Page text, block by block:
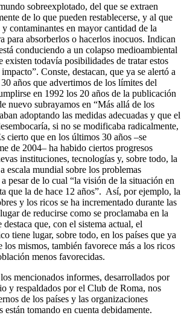
sobreexplotado, del que se extraen
de lo que pueden restablecerse, y al que
contaminantes en mayor cantidad de la
para absorberlos o hacerlos inocuos. Indican
conduciendo a un colapso medioambiental
existen todavía posibilidades de tratar estos
Conste, destacan, que ya se alertó a
años que advertimos de los límites del
en 1992 los 20 años de la publicación
nuevo subrayamos en “Más allá de los
adoptando las medidas adecuadas y que el
si no se modificaba radicalmente,
cierto que en los últimos 30 años –se
de 2004– ha habido ciertos progresos
instituciones, tecnologías y, sobre todo, la
escala mundial sobre los problemas
pesar de lo cual “la visión de la situación en
que la de hace 12 años”. Así, por ejemplo, la
y los ricos se ha incrementado durante las
de reducirse como se proclamaba en la
que, con el sistema actual, el
tiene lugar, sobre todo, en los países que ya
los mismos, también favorece más a los ricos
menos favorecidas.
mencionados informes, desarrollados por
y respaldados por el Club de Roma, nos
de los países y las organizaciones
están tomando en cuenta debidamente.